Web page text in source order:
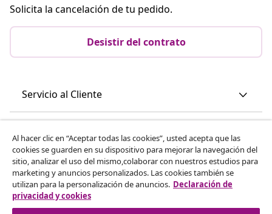
Solicita la cancelación de tu pedido.
Desistir del contrato
Servicio al Cliente
vidaXL
Descubre mas
Al hacer clic en “Aceptar todas las cookies”, usted acepta que las
cookies se guarden en su dispositivo para mejorar la navegación del
sitio, analizar el uso del mismo,colaborar con nuestros estudios para
marketing y anuncios personalizados. Las cookies también se
utilizan para la personalización de anuncios. Declaración de
privacidad y cookies